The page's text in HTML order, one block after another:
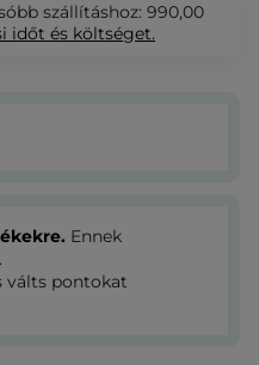
szállításhoz: 990,00
időt és költséget.
Ennek
válts pontokat